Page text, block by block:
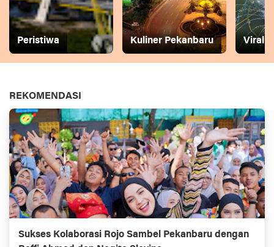
Peristiwa Kuliner Pekanbaru Viral
REKOMENDASI
Sukses Kolaborasi Rojo Sambel Pekanbaru dengan